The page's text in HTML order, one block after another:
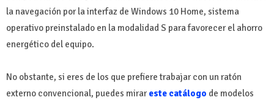
la navegación por la interfaz de Windows 10 Home, sistema
operativo preinstalado en la modalidad S para favorecer el ahorro
energético del equipo.
No obstante, si eres de los que prefiere trabajar con un ratón
externo convencional, puedes mirar este catálogo de modelos